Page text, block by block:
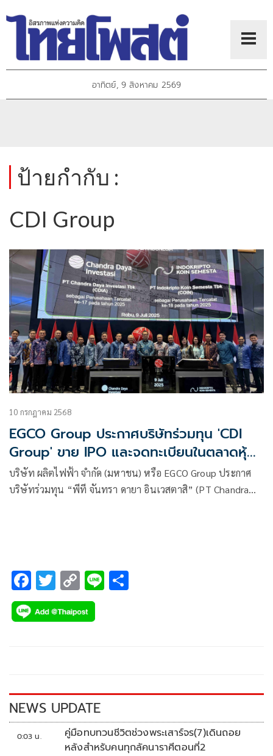
อาทิตย์, 9 สิงหาคม 2569
ป้ายกำกับ :
CDI Group
10 กรกฎาคม 2568
EGCO Group ประกาศบริษัทร่วมทุน 'CDI
Group' ขาย IPO และจดทะเบียนในตลาดหุ้น
อินโดนีเซียอย่างเป็นทางการ
บริษัท ผลิตไฟฟ้า จำกัด (มหาชน) หรือ EGCO Group ประกาศ
บริษัทร่วมทุน “พีที จันทรา ดายา อินเวสตาสิ” (PT Chandra
ฐานในเอเชียตะวันออกเฉียงใต้
F
ac
e
k
T
wi
tt
C
o
p
k
Li
NEWS UPDATE
0:03 น.
คู่มือทบทวนชีวิตช่วงพระเสาร์จร(7)เดินถอย
หลังสำหรับคนทุกลัคนาราศีตอนที่2